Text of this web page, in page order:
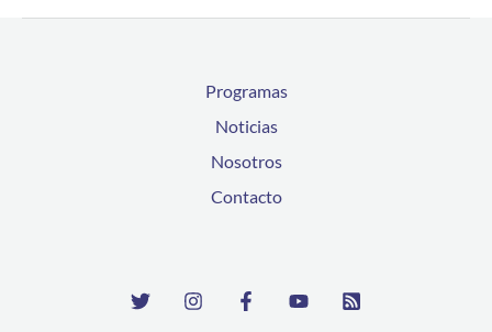
Programas
Noticias
Nosotros
Contacto